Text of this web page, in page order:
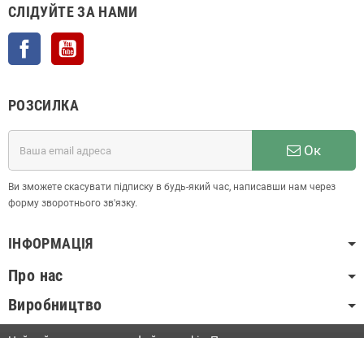
СЛІДУЙТЕ ЗА НАМИ
Facebook
РОЗСИЛКА
Ок
Ви зможете скасувати підписку в будь-який час, написавши нам через
форму зворотнього зв'язку.
ІНФОРМАЦІЯ
Про нас
Виробництво